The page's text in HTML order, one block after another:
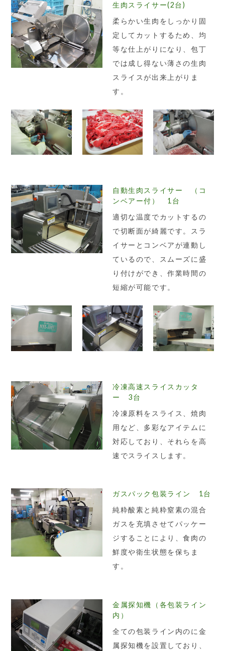
生肉スライサー(2台)
柔らかい生肉をしっかり固
定してカットするため、均
等な仕上がりになり、包丁
では成し得ない薄さの生肉
スライスが出来上がりま
す。
自動生肉スライサー （コ
ンベアー付） 1台
適切な温度でカットするの
で切断面が綺麗です。スラ
イサーとコンベアが連動し
ているので、スムーズに盛
り付けができ、作業時間の
短縮が可能です。
冷凍高速スライスカッタ
ー 3台
冷凍原料をスライス、焼肉
用など、多彩なアイテムに
対応しており、それらを高
速でスライスします。
ガスパック包装ライン 1台
純粋酸素と純粋窒素の混合
ガスを充填させてパッケー
ジすることにより、食肉の
鮮度や衛生状態を保ちま
す。
金属探知機（各包装ライン
内）
全ての包装ライン内のに金
属探知機を設置しており、